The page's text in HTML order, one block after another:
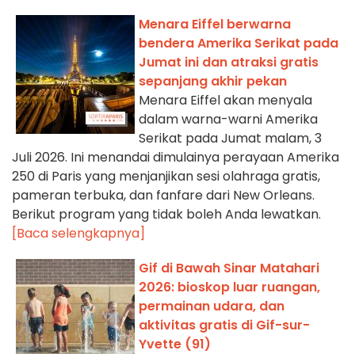
Menara Eiffel berwarna
bendera Amerika Serikat pada
Jumat ini dan atraksi gratis
sepanjang akhir pekan
Menara Eiffel akan menyala
dalam warna-warni Amerika
Serikat pada Jumat malam, 3
Juli 2026. Ini menandai dimulainya perayaan Amerika
250 di Paris yang menjanjikan sesi olahraga gratis,
pameran terbuka, dan fanfare dari New Orleans.
Berikut program yang tidak boleh Anda lewatkan.
[Baca selengkapnya]
Gif di Bawah Sinar Matahari
2026: bioskop luar ruangan,
permainan udara, dan
aktivitas gratis di Gif-sur-
Yvette (91)